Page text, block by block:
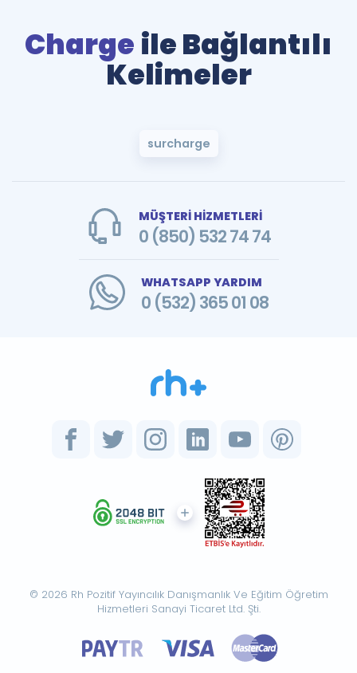
Charge ile Bağlantılı
Kelimeler
surcharge
MÜŞTERİ HİZMETLERİ
0 (850) 532 74 74
WHATSAPP YARDIM
0 (532) 365 01 08
© 2026 Rh Pozitif Yayıncılık Danışmanlık Ve Eğitim Öğretim
Hizmetleri Sanayi Ticaret Ltd. Şti.